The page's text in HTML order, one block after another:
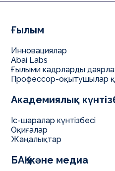
Ғылым
Инновациялар
Abai Labs
Ғылыми кадрларды
Профессор-оқытушылар
Академиялық
Іс-шаралар күнтізбесі
Оқиғалар
Жаңалықтар
БАҚ және медиа